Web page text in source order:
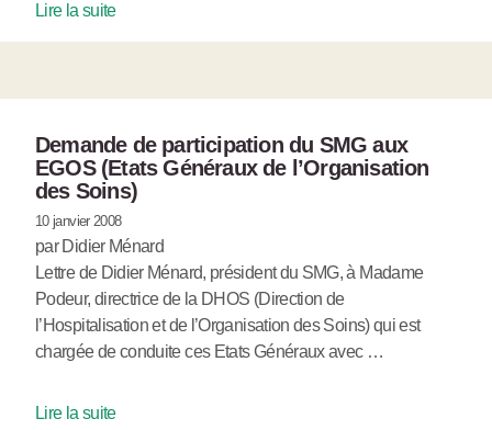
Lire la suite
Demande de participation du SMG aux
EGOS (Etats Généraux de l’Organisation
des Soins)
10 janvier 2008
par Didier Ménard
Lettre de Didier Ménard, président du SMG, à Madame
Podeur, directrice de la DHOS (Direction de
l’Hospitalisation et de l’Organisation des Soins) qui est
chargée de conduite ces Etats Généraux avec …
Lire la suite